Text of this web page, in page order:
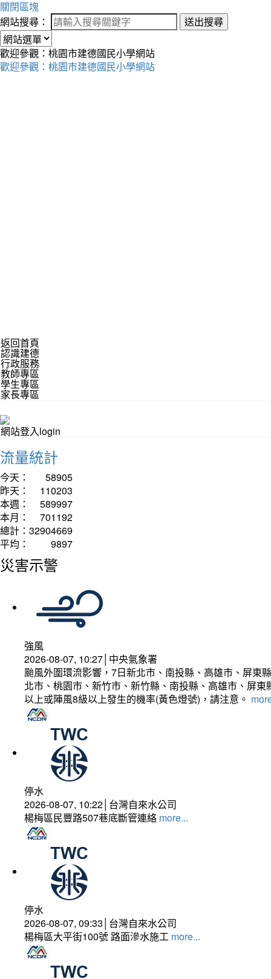
關閉區塊
網站搜尋：
送出搜尋
歡迎參觀：桃園市建德國民小學網站
歡迎參觀：桃園市建德國民小學網站
返回首頁
認識建德
行政服務
教師專區
學生專區
家長專區
網站登入login
流量統計
今天：
58905
昨天：
110203
本週：
589997
本月：
701192
總計： 32904669
平均：
9897
災害示警
強風
2026-08-07, 10:27│中央氣象署
颱風外圍環流影響，7日新北市、南投縣、高雄市、屏東
北市、桃園市、新竹市、新竹縣、南投縣、高雄市、屏
以上或陣風8級以上發生的機率(黃色燈號)，請注意。
停水
2026-08-07, 10:22│台灣自來水公司
楊梅區民豐路507巷底斷管連絡 more...
停水
2026-08-07, 09:33│台灣自來水公司
楊梅區大平街100號 路面滲水施工 more...